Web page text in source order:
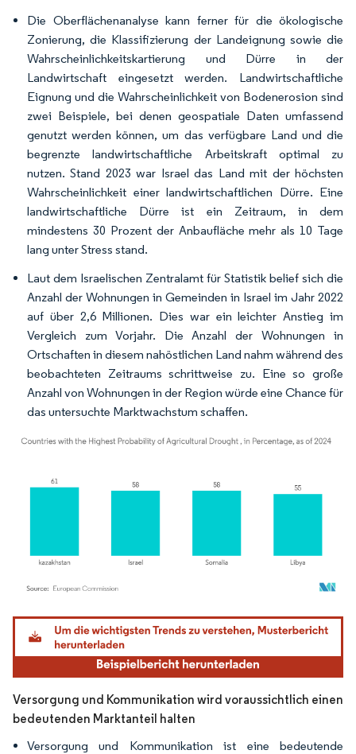
Die Oberflächenanalyse kann ferner für die ökologische
Zonierung, die Klassifizierung der Landeignung sowie die
Wahrscheinlichkeitskartierung und Dürre in der
Landwirtschaft eingesetzt werden. Landwirtschaftliche
Eignung und die Wahrscheinlichkeit von Bodenerosion sind
zwei Beispiele, bei denen geospatiale Daten umfassend
genutzt werden können, um das verfügbare Land und die
begrenzte landwirtschaftliche Arbeitskraft optimal zu
nutzen. Stand 2023 war Israel das Land mit der höchsten
Wahrscheinlichkeit einer landwirtschaftlichen Dürre. Eine
landwirtschaftliche Dürre ist ein Zeitraum, in dem
mindestens 30 Prozent der Anbaufläche mehr als 10 Tage
lang unter Stress stand.
Laut dem Israelischen Zentralamt für Statistik belief sich die
Anzahl der Wohnungen in Gemeinden in Israel im Jahr 2022
auf über 2,6 Millionen. Dies war ein leichter Anstieg im
Vergleich zum Vorjahr. Die Anzahl der Wohnungen in
Ortschaften in diesem nahöstlichen Land nahm während des
beobachteten Zeitraums schrittweise zu. Eine so große
Anzahl von Wohnungen in der Region würde eine Chance für
das untersuchte Marktwachstum schaffen.
Bild © Mordor Intelligence. Wiederverwendung erfordert Namensnennung gemäß
Versorgung und Kommunikation wird voraussichtlich einen
bedeutenden Marktanteil halten
Versorgung und Kommunikation ist eine bedeutende